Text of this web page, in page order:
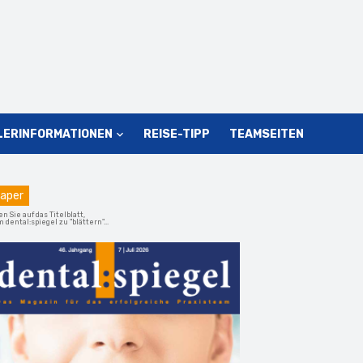
REISE-TIPP TEAMSEITEN
Sie auf das Titelblatt,
dental:spiegel zu "blättern"...